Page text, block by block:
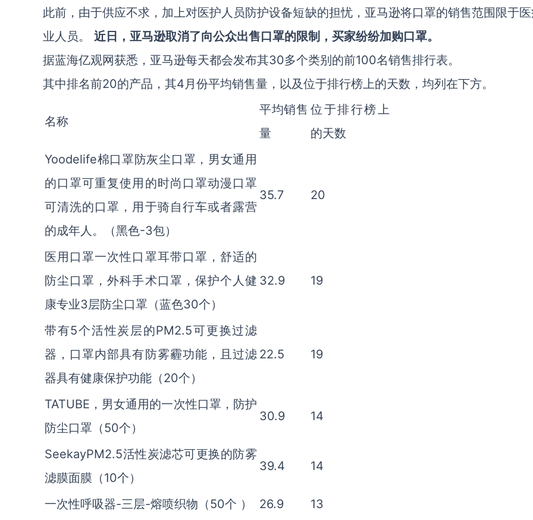
此前，由于供应不求，加上对医护人员防护设备短缺的担忧，亚马逊将口罩的销售范围限于
业人员。 近日，亚马逊取消了向公众出售口罩的限制，买家纷纷加购口罩。
据蓝海亿观网获悉，亚马逊每天都会发布其30多个类别的前100名销售排行表。
其中排名前20的产品，其4月份平均销售量，以及位于排行榜上的天数，均列在下方。
名称
平均销售
量
位于排行榜上
的天数
Yoodelife棉口罩防灰尘口罩，男女通用
的口罩可重复使用的时尚口罩动漫口罩
可清洗的口罩，用于骑自行车或者露营
的成年人。（黑色-3包）
35.7 20
医用口罩一次性口罩耳带口罩，舒适的
防尘口罩，外科手术口罩，保护个人健
康专业3层防尘口罩（蓝色30个）
32.9 19
带有5个活性炭层的PM2.5可更换过滤
器，口罩内部具有防雾霾功能，且过滤
器具有健康保护功能（20个）
22.5 19
TATUBE，男女通用的一次性口罩，防护
防尘口罩（50个）
30.9 14
SeekayPM2.5活性炭滤芯可更换的防雾
滤膜面膜（10个）
39.4 14
一次性呼吸器-三层-熔喷织物（50个 ） 26.9
13